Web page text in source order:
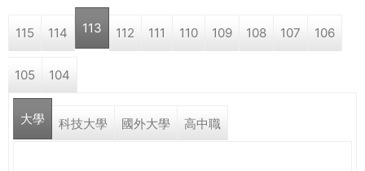
學a
r
e
115 114 113 112 111 110 109 108 107 106
105 104
大學 科技大學 國外大學 高中職